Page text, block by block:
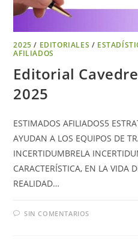
2025 / EDITORIALES /
AFILIADOS
Editorial
2025
ESTIMADOS AFILIADOS5
AYUDAN A LOS EQUIPOS DE
INCERTIDUMBRELA
CARACTERÍSTICA, EN LA VIDA
REALIDAD…
SIN COMENTARIOS